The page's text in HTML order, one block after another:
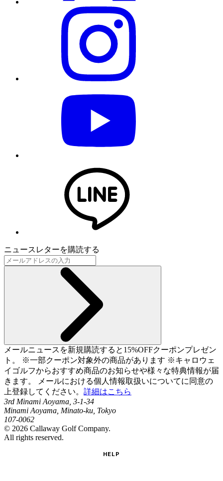
ニュースレターを購読する
メールニュースを新規購読すると15%OFFクーポンプレゼン
ト。 ※一部クーポン対象外の商品があります ※キャロウェ
イゴルフからおすすめ商品のお知らせや様々な特典情報が届
きます。 メールにおける個人情報取扱いについてに同意の
上登録してください。 詳細はこちら
3rd Minami Aoyama, 3-1-34
Minami Aoyama, Minato-ku, Tokyo
107-0062
© 2026 Callaway Golf Company.
All rights reserved.
HELP